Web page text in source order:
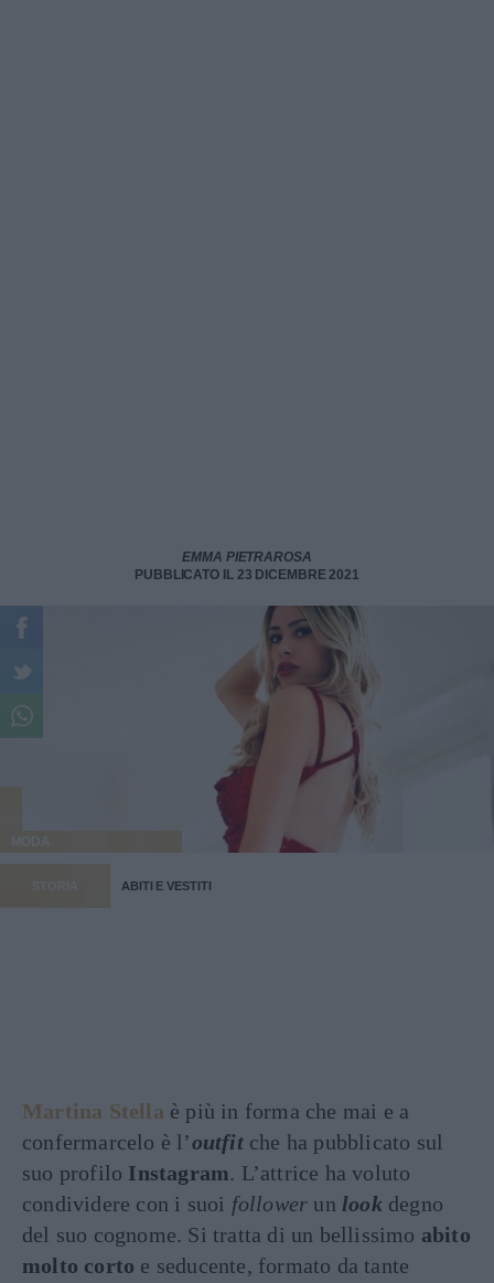
EMMA PIETRAROSA
PUBBLICATO IL 23 DICEMBRE 2021
MODA
STORIA ABITI E VESTITI
Martina Stella è più in forma che mai e a
confermarcelo è l’outfit che ha pubblicato sul
suo profilo Instagram. L’attrice ha voluto
condividere con i suoi follower un look degno
del suo cognome. Si tratta di un bellissimo abito
molto corto e seducente, formato da tante